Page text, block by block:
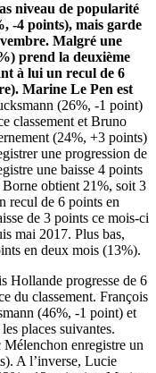
niveau de popularité
-4 points), mais garde
Malgré une
prend la deuxième
à lui un recul de 6
Marine Le Pen est
(26%, -1 point)
classement et Bruno
(24%, +3 points)
une progression de
une baisse 4 points
obtient 21%, soit 3
recul de 6 points en
de 3 points ce mois-ci
mai 2017. Plus bas,
en deux mois (13%).
Hollande progresse de 6
du classement. François
(46%, -1 point) et
places suivantes.
enregistre un
A l’inverse, Lucie